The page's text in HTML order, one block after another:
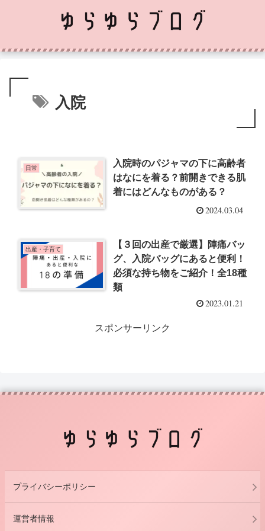
入院
日常
入院時のパジャマの下に高齢者
はなにを着る？前開きできる肌
着にはどんなものがある？
2024.03.04
出産・子育て
【３回の出産で厳選】陣痛バッ
グ、入院バッグにあると便利！
必須な持ち物をご紹介！全18種
類
2023.01.21
スポンサーリンク
プライバシーポリシー
運営者情報